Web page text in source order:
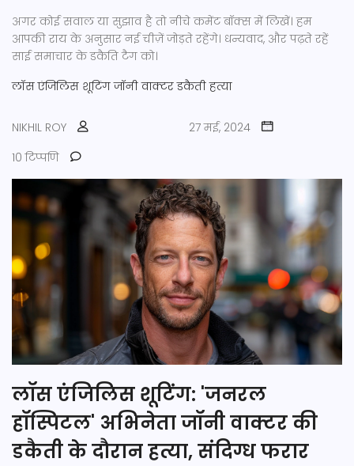
अगर कोई सवाल या सुझाव है तो नीचे कमेंट बॉक्स में लिखें। हम
आपकी राय के अनुसार नई चीज़ें जोड़ते रहेंगे। धन्यवाद, और पढ़ते रहें
साई समाचार के डकैति टैग को।
लॉस एंजिलिस शूटिंग जॉनी वाक्टर डकैती हत्या
NIKHIL ROY
27 मई, 2024
10 टिप्पणि
लॉस एंजिलिस शूटिंग: 'जनरल
हॉस्पिटल' अभिनेता जॉनी वाक्टर की
डकैती के दौरान हत्या, संदिग्ध फरार